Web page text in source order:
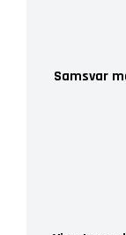
Samsvar